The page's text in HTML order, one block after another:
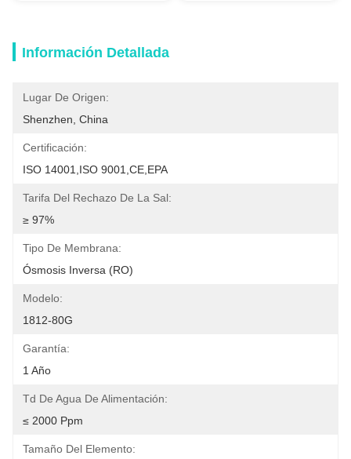
Información Detallada
Lugar De Origen:
Shenzhen, China
Certificación:
ISO 14001,ISO 9001,CE,EPA
Tarifa Del Rechazo De La Sal:
≥ 97%
Tipo De Membrana:
Ósmosis Inversa (RO)
Modelo:
1812-80G
Garantía:
1 Año
Td De Agua De Alimentación:
≤ 2000 Ppm
Tamaño Del Elemento: